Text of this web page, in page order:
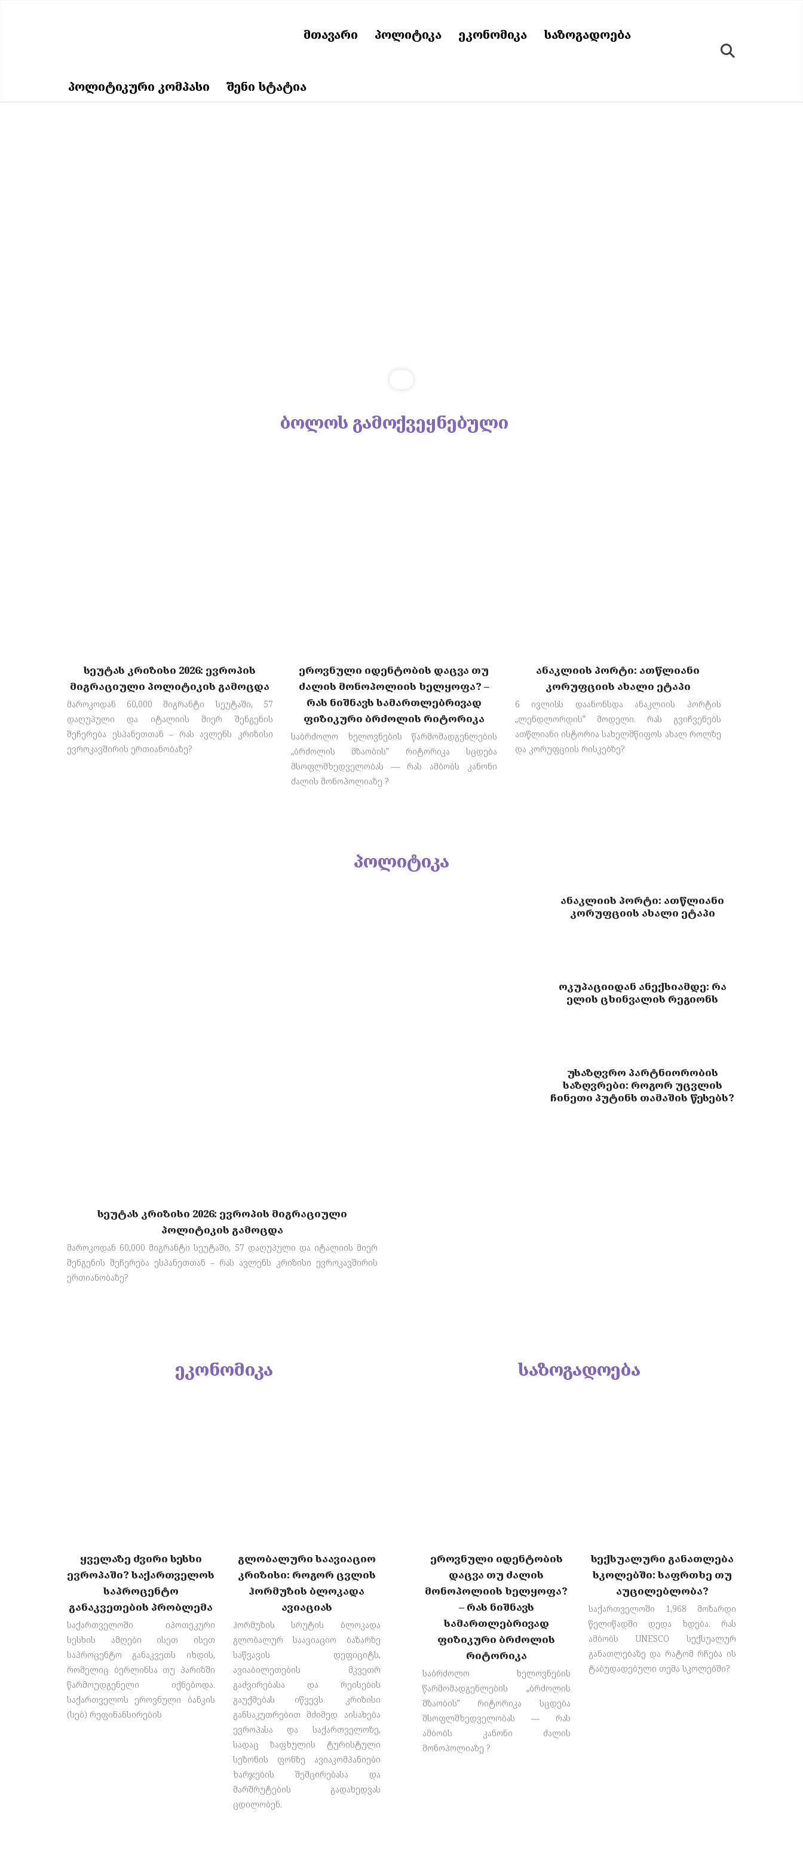
ᲛᲗᲐᲕᲐᲠᲘ ᲞᲝᲚᲘᲢᲘᲙᲐ ᲔᲙᲝᲜᲝᲛᲘᲙᲐ ᲡᲐᲖᲝᲒᲐᲓᲝᲔᲑᲐ
ᲞᲝᲚᲘᲢᲘᲙᲣᲠᲘ ᲙᲝᲛᲞᲐᲡᲘ ᲨᲔᲜᲘ ᲡᲢᲐᲢᲘᲐ
ბოლოს გამოქვეყნებული
სეუტას კრიზისი 2026: ევროპის
მიგრაციული პოლიტიკის გამოცდა
მაროკოდან 60,000 მიგრანტი სეუტაში, 57
დაღუპული და იტალიის მიერ შენგენის
შეჩერება ესპანეთთან – რას ავლენს კრიზისი
ევროკავშირის ერთიანობაზე?
ეროვნული იდენტობის დაცვა თუ
ძალის მონოპოლიის ხელყოფა? –
რას ნიშნავს სამართლებრივად
ფიზიკური ბრძოლის რიტორიკა
საბრძოლო ხელოვნების წარმომადგენლების
„ბრძოლის მზაობის” რიტორიკა სცდება
მსოფლმხედველობას — რას ამბობს კანონი
ძალის მონოპოლიაზე ?
ანაკლიის პორტი: ათწლიანი
კორუფციის ახალი ეტაპი
6 ივლისს დაანონსდა ანაკლიის პორტის
„ლენდლორდის” მოდელი. რას გვიჩვენებს
ათწლიანი ისტორია სახელმწიფოს ახალ როლზე
და კორუფციის რისკებზე?
პოლიტიკა
სეუტას კრიზისი 2026: ევროპის მიგრაციული
პოლიტიკის გამოცდა
მაროკოდან 60,000 მიგრანტი სეუტაში, 57 დაღუპული და იტალიის მიერ
შენგენის შეჩერება ესპანეთთან – რას ავლენს კრიზისი ევროკავშირის
ერთიანობაზე?
ანაკლიის პორტი: ათწლიანი
კორუფციის ახალი ეტაპი
ოკუპაციიდან ანექსიამდე: რა
ელის ცხინვალის რეგიონს
უსაზღვრო პარტნიორობის
საზღვრები: როგორ უცვლის
ჩინეთი პუტინს თამაშის წესებს?
ეკონომიკა
ყველაზე ძვირი სესხი
ევროპაში? საქართველოს
საპროცენტო
განაკვეთების პრობლემა
საქართველოში იპოთეკური
სესხის ამღები ისეთ ისეთ
საპროცენტო განაკვეთს იხდის,
რომელიც ბერლინსა თუ პარიზში
წარმოუდგენელი იქნებოდა.
საქართველოს ეროვნული ბანკის
(სებ) რეფინანსირების
გლობალური საავიაციო
კრიზისი: როგორ ცვლის
ჰორმუზის ბლოკადა
ავიაციას
ჰორმუზის სრუტის ბლოკადა
გლობალურ საავიაციო ბაზარზე
საწვავის დეფიციტს,
ავიაბილეთების მკვეთრ
გაძვირებასა და რეისების
გაუქმებას იწვევს. კრიზისი
განსაკუთრებით მძიმედ აისახება
ევროპასა და საქართველოზე,
სადაც ზაფხულის ტურისტული
სეზონის ფონზე ავიაკომპანიები
ხარჯების შემცირებასა და
მარშრუტების გადახედვას
ცდილობენ.
საზოგადოება
ეროვნული იდენტობის
დაცვა თუ ძალის
მონოპოლიის ხელყოფა?
– რას ნიშნავს
სამართლებრივად
ფიზიკური ბრძოლის
რიტორიკა
საბრძოლო ხელოვნების
წარმომადგენლების „ბრძოლის
მზაობის” რიტორიკა სცდება
მსოფლმხედველობას — რას
ამბობს კანონი ძალის
მონოპოლიაზე ?
სექსუალური განათლება
სკოლებში: საფრთხე თუ
აუცილებლობა?
საქართველოში 1,968 მოზარდი
წელიწადში დედა ხდება. რას
ამბობს UNESCO სექსუალურ
განათლებაზე და რატომ რჩება ის
ტაბუდადებული თემა სკოლებში?